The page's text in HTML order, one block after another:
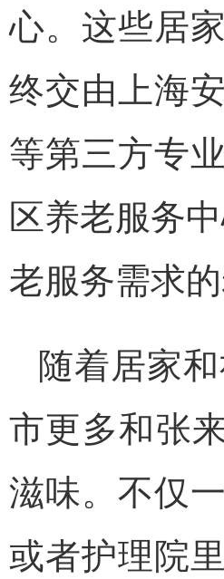
心。这些居
终交由上海
等第三方专
区养老服务
老服务需求的
随着居家
市更多和张
滋味。不仅
或者护理院